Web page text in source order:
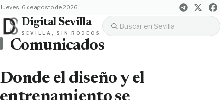
jueves, 6 de agosto de 2026
Digital Sevilla
SEVILLA, SIN RODEOS
Comunicados
Donde el diseño y el